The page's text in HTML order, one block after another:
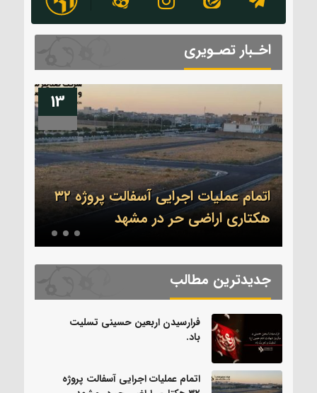
اخـبار تصـویری
13
اتمام عملیات اجرایی آسفالت پروژه ۳۲
هکتاری اراضی حر در مشهد
جدیدترین مطالب
فرارسیدن اربعین حسینی تسلیت
باد.
اتمام عملیات اجرایی آسفالت پروژه